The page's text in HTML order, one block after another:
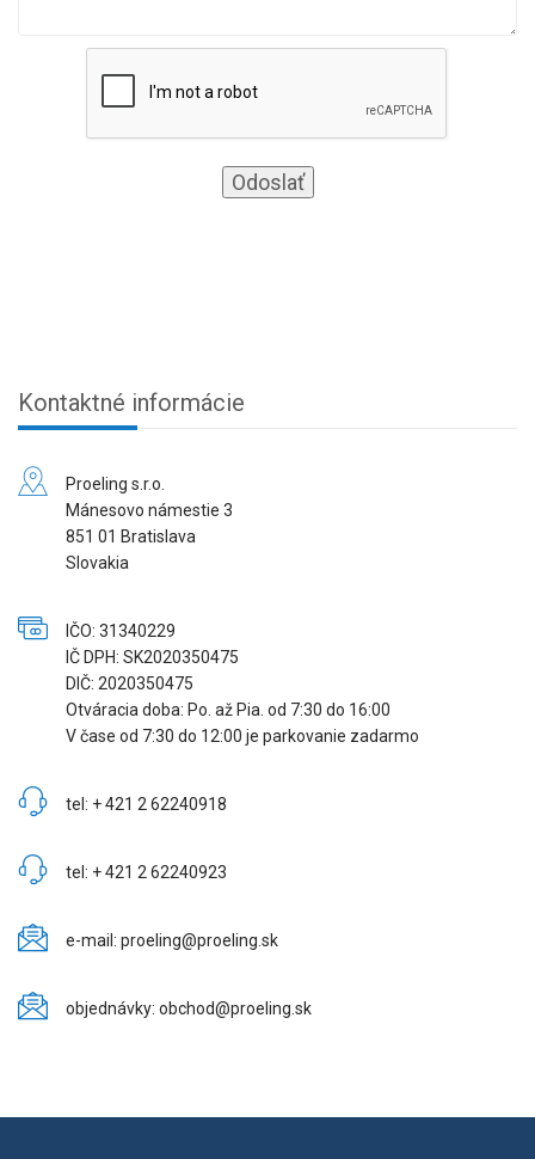
Odoslať
Kontaktné informácie
Proeling s.r.o.
Mánesovo námestie 3
851 01 Bratislava
Slovakia
IČO: 31340229
IČ DPH: SK2020350475
DIČ: 2020350475
Otváracia doba: Po. až Pia. od 7:30 do 16:00
V čase od 7:30 do 12:00 je parkovanie zadarmo
tel: + 421 2 62240918
tel: + 421 2 62240923
e-mail: proeling@proeling.sk
objednávky: obchod@proeling.sk